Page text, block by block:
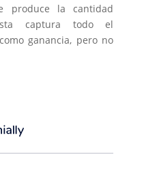
produce la cantidad
captura todo el
ganancia, pero no